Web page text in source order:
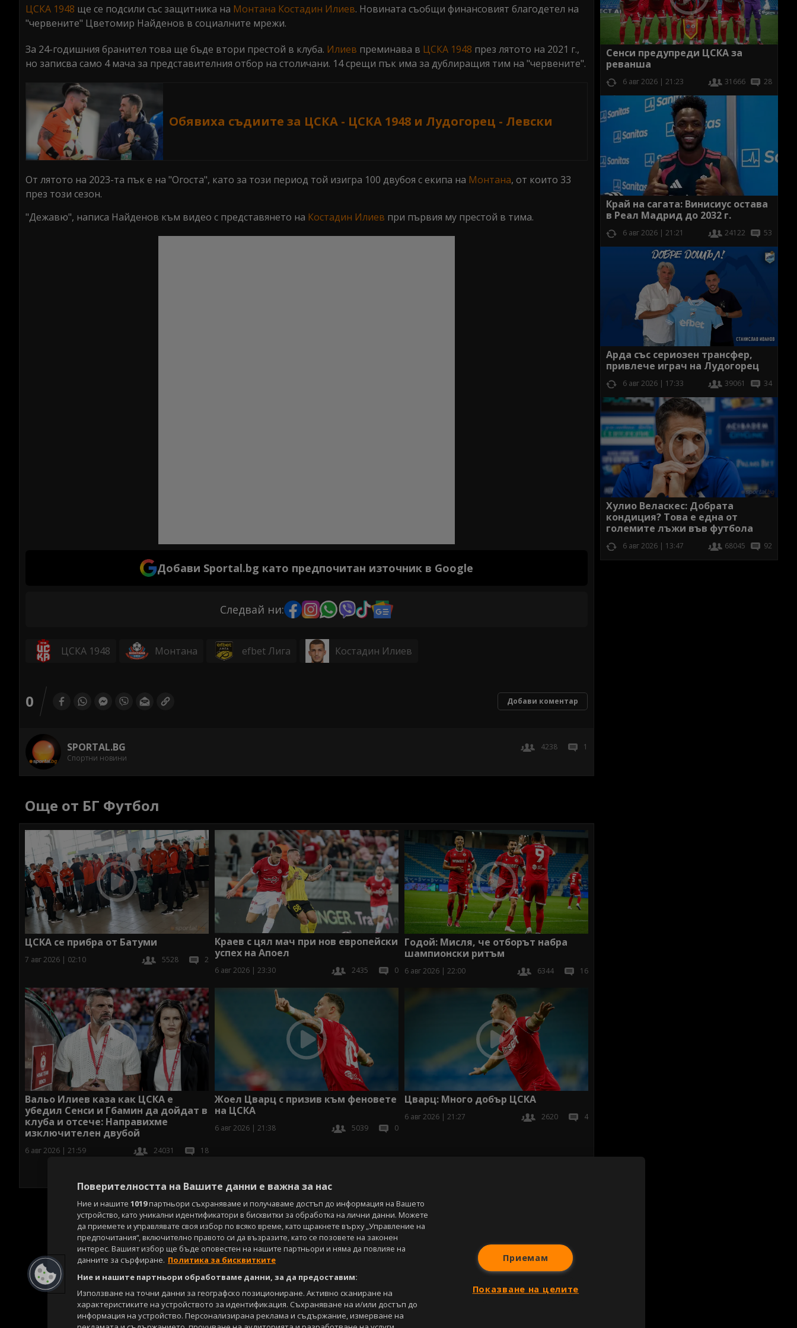
ЦСКА 1948 ще се подсили със защитника на Монтана Костадин Илиев. Новината съобщи финансовият благодетел на
"червените" Цветомир Найденов в социалните мрежи.
За 24-годишния бранител това ще бъде втори престой в клуба. Илиев преминава в ЦСКА 1948 през лятото на 2021 г.,
но записва само 4 мача за представителния отбор на столичани. 14 срещи пък има за дублиращия тим на "червените".
Обявиха съдиите за ЦСКА - ЦСКА 1948 и Лудогорец - Левски
От лятото на 2023-та пък е на "Огоста", като за този период той изигра 100 двубоя с екипа на Монтана, от които 33
през този сезон.
"Дежавю", написа Найденов към видео с представянето на Костадин Илиев при първия му престой в тима.
Добави Sportal.bg като предпочитан източник в Google
Следвай ни:
ЦСКА 1948 Монтана efbet Лига Костадин Илиев
0 Добави коментар
SPORTAL.BG
Спортни новини
4238 1
Още от БГ Футбол
ЦСКА се прибра от Батуми
7 авг 2026 | 02:10 5528 2
Краев с цял мач при нов европейски
успех на Апоел
6 авг 2026 | 23:30 2435 0
Годой: Мисля, че отборът набра
шампионски ритъм
6 авг 2026 | 22:00 6344 16
Вальо Илиев каза как ЦСКА е
убедил Сенси и Гбамин да дойдат в
клуба и отсече: Направихме
изключителен двубой
6 авг 2026 | 21:59 24031 18
Жоел Цварц с призив към феновете
на ЦСКА
6 авг 2026 | 21:38 5039 0
Цварц: Много добър ЦСКА
6 авг 2026 | 21:27 2620 4
Сенси предупреди ЦСКА за
реванша
6 авг 2026 | 21:23 31666 28
Край на сагата: Винисиус остава
в Реал Мадрид до 2032 г.
6 авг 2026 | 21:21 24122 53
Арда със сериозен трансфер,
привлече играч на Лудогорец
6 авг 2026 | 17:33 39061 34
Хулио Веласкес: Добрата
кондиция? Това е една от
големите лъжи във футбола
6 авг 2026 | 13:47 68045 92
Поверителността на Вашите данни е важна за нас
Ние и нашите 1019партньори съхраняваме и получаваме достъп до информация на Вашето
устройство, като уникални идентификатори в бисквитки за обработка на лични данни. Можете
да приемете и управлявате своя избор по всяко време, като щракнете върху „Управление на
предпочитания“, включително правото си да възразите, като се позовете на законен
интерес. Вашият избор ще бъде оповестен на нашите партньори и няма да повлияе на
данните за сърфиране. Политика за бисквитките
Ние и нашите партньори обработваме данни, за да предоставим:
Използване на точни данни за географско позициониране. Активно сканиране на
характеристиките на устройството за идентификация. Съхраняване на и/или достъп до
информация на устройство. Персонализирана реклама и съдържание, измерване на
Приемам
Показване на целите